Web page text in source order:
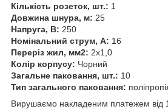
Кількість розеток, шт.: 1
Довжина шнура, м: 25
Напруга, В: 250
Номінальний струм, А: 16
Переріз жил, мм2: 2х1,0
Колір корпусу: Чорний
Загальне паковання, шт.: 10
Тип загального паковання:
Вирушаємо накладеним платежем від